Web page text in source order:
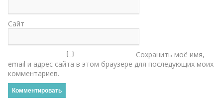
Сайт
Сохранить моё имя,
email и адрес сайта в этом браузере для последующих моих
комментариев.